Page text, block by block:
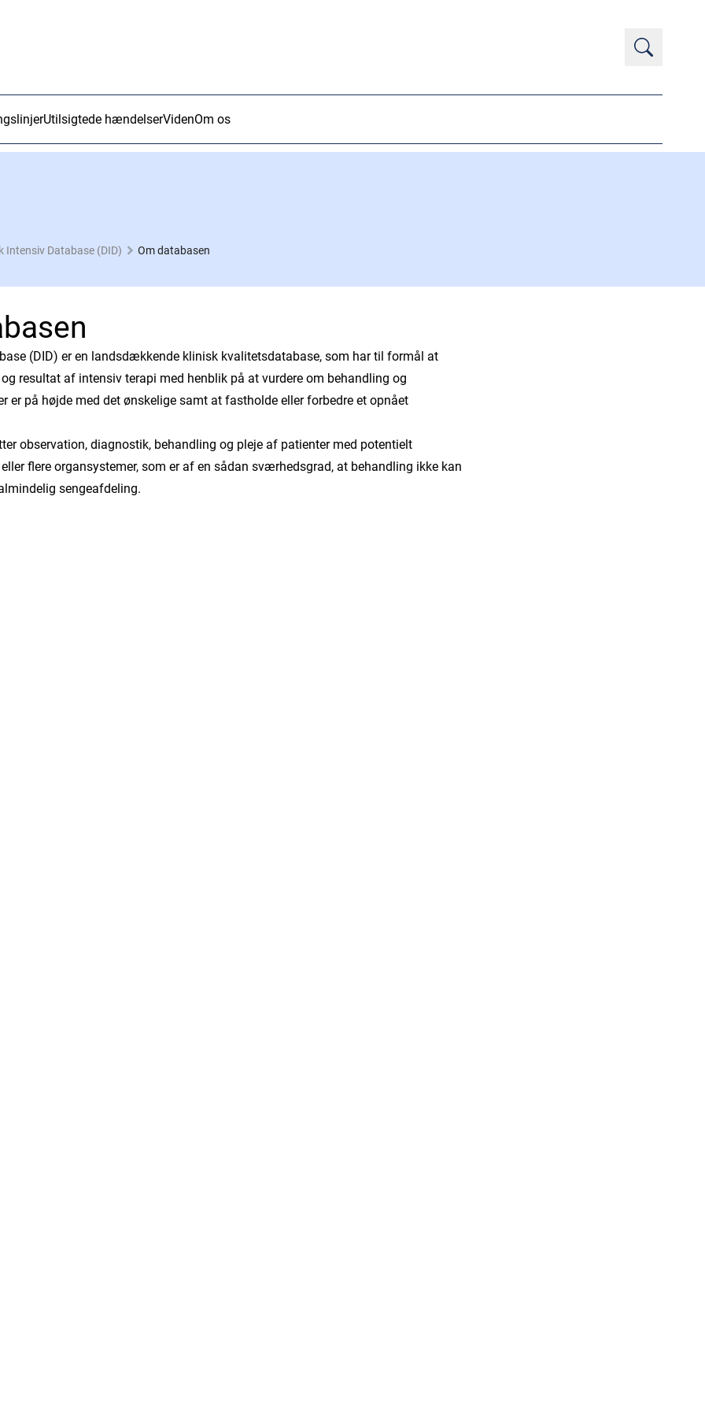
Utilsigtede hændelserVidenOm os
Intensiv Database (DID) Om databasen
(DID) er en landsdækkende klinisk kvalitetsdatabase, som har til formål at
resultat af intensiv terapi med henblik på at vurdere om behandling og
er på højde med det ønskelige samt at fastholde eller forbedre et opnået
observation, diagnostik, behandling og pleje af patienter med potentielt
flere organsystemer, som er af en sådan sværhedsgrad, at behandling ikke kan
sengeafdeling.